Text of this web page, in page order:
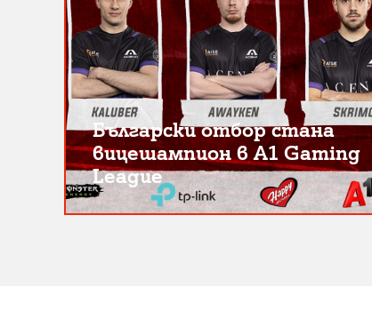
Български отбор стана
вицешампион в A1 Gaming
League